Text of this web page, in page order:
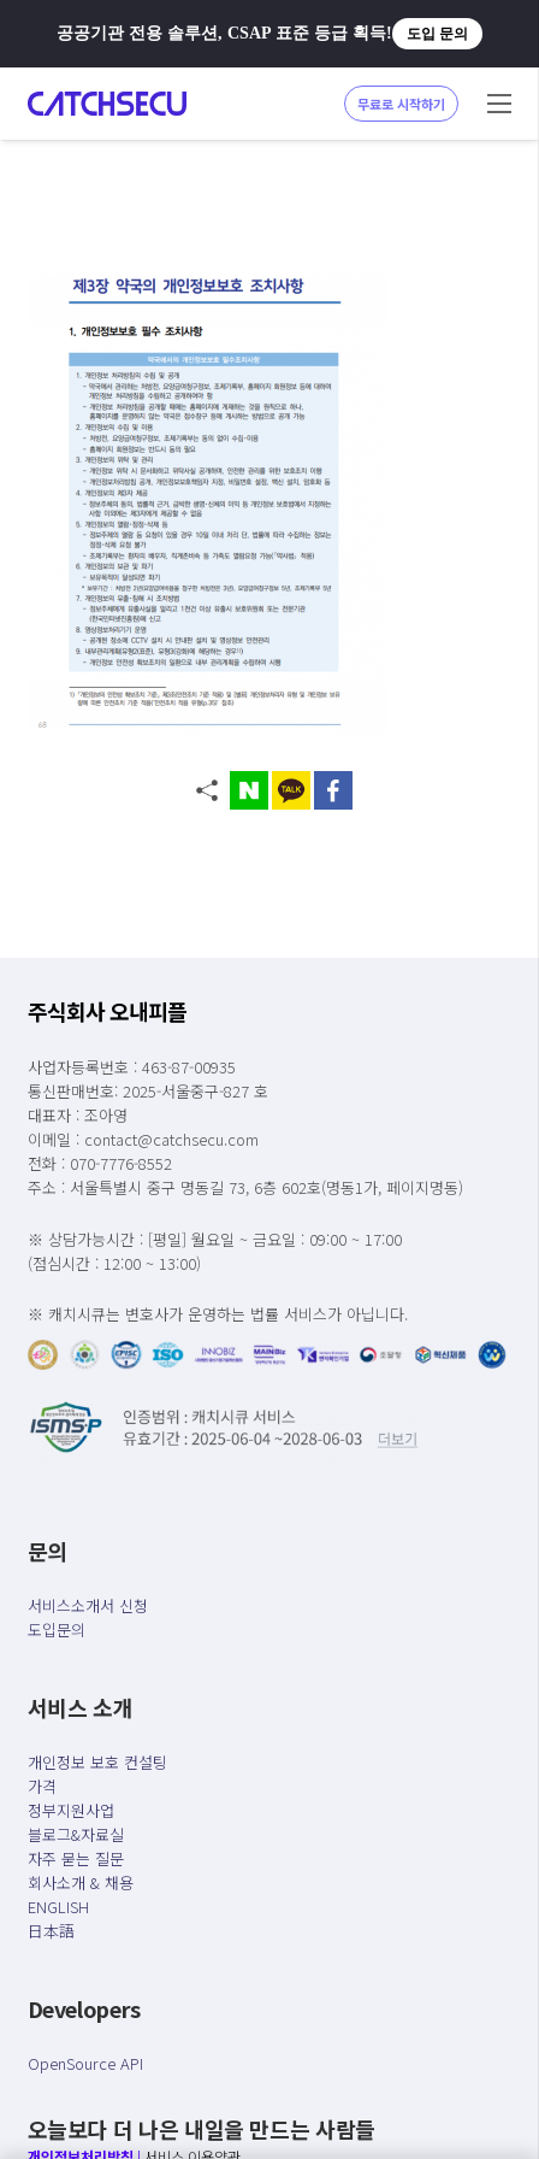
공공기관 전용 솔루션, CSAP 표준 등급 획득! 도입 문의
무료로 시작하기
주식회사 오내피플
사업자등록번호 : 463-87-00935
통신판매번호: 2025-서울중구-827 호
대표자 : 조아영
이메일 : contact@catchsecu.com
전화 : 070-7776-8552
주소 : 서울특별시 중구 명동길 73, 6층 602호(명동1가, 페이지명동)
※ 상담가능시간 : [평일] 월요일 ~ 금요일 : 09:00 ~ 17:00
(점심시간 : 12:00 ~ 13:00)
※ 캐치시큐는 변호사가 운영하는 법률 서비스가 아닙니다.
문의
서비스소개서 신청
도입문의
서비스 소개
개인정보 보호 컨설팅
가격
정부지원사업
블로그&자료실
자주 묻는 질문
회사소개 & 채용
ENGLISH
日本語
Developers
OpenSource API
오늘보다 더 나은 내일을 만드는 사람들